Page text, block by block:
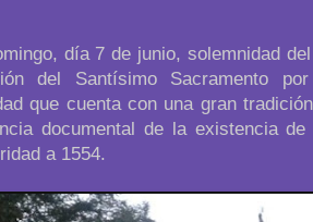
día 7 de junio, solemnidad
del Santísimo Sacramento
que cuenta con una gran
documental de la existencia
a 1554.